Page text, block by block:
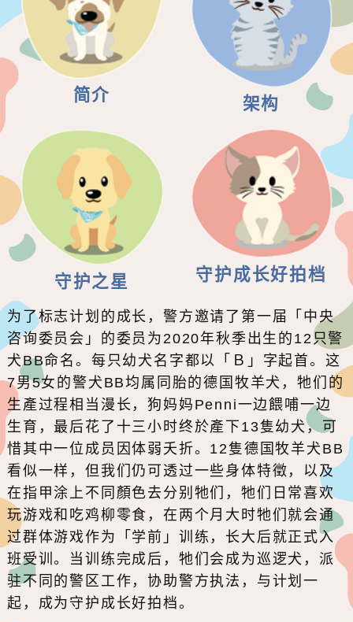
简介 架构
守护之星 守护成长好拍档
为了标志计划的成长，警方邀请了第一届「中央
咨询委员会」的委员为2020年秋季出生的12只警
犬BB命名。每只幼犬名字都以「Ｂ」字起首。这
7男5女的警犬BB均属同胎的德国牧羊犬，牠们的
生產过程相当漫长，狗妈妈Penni一边餵哺一边
生育，最后花了十三小时终於產下13隻幼犬，可
惜其中一位成员因体弱夭折。12隻德国牧羊犬BB
看似一样，但我们仍可透过一些身体特徵，以及
在指甲涂上不同顏色去分别牠们，牠们日常喜欢
玩游戏和吃鸡柳零食，在两个月大时牠们就会通
过群体游戏作为「学前」训练，长大后就正式入
班受训。当训练完成后，牠们会成为巡逻犬，派
驻不同的警区工作，协助警方执法，与计划一
起，成为守护成长好拍档。